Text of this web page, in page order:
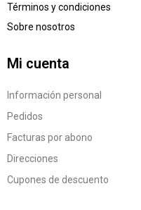
Términos y condiciones
Sobre nosotros
Mi cuenta
Información personal
Pedidos
Facturas por abono
Direcciones
Cupones de descuento